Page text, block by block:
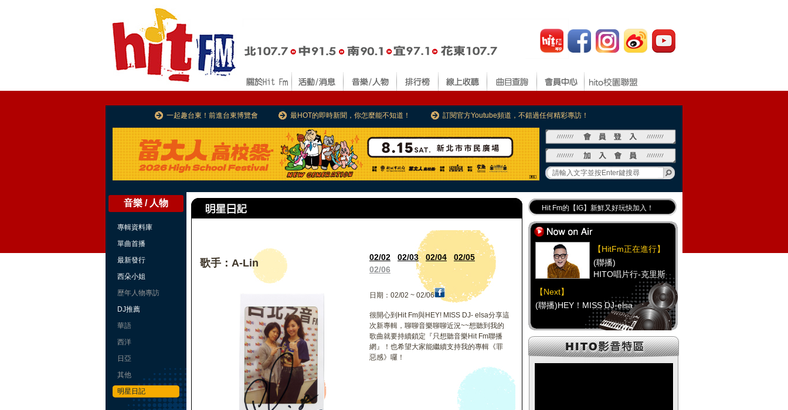
一起趣台東！前進台東博覽會 最HOT的即時新聞，你怎麼能不知道！ 訂閱官方Youtube頻道，不錯過任何精彩專訪！
音樂 / 人物
專輯資料庫
單曲首播
最新發行
西朵小姐
歷年人物專訪
DJ推薦
華語
西洋
日亞
其他
明星日記
歌手：A-Lin 02/02 02/03 02/04
02/05
02/06
日期：02/02 ~ 02/06
很開心到Hit Fm與HEY! MISS DJ- elsa分享這
次新專輯，聊聊音樂聊聊近況~~想聽到我的
歌曲就要持續鎖定『只想聽音樂Hit Fm聯播
網』！也希望大家能繼續支持我的專輯《罪
惡感》囉！
Hit Fm的【IG】新鮮又好玩快加入！
Hit Fm【FB臉書粉絲團】等你加入！
最專業《DJ推薦》好音樂千萬別錯過！
好康報報 最新優惠訊息都在這！
【HitFm正在進行】
(聯播)
HITO唱片行-克里斯
【Next】
(聯播)HEY！MISS DJ-elsa
【HitFm正在進行】
(聯播)